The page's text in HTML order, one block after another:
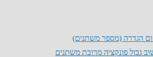
הגדרה (מספר משתנים)
גבול פונקציה מרובת משתנים